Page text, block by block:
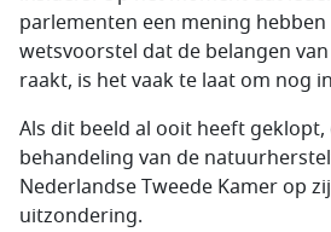
parlementen een mening
wetsvoorstel dat de belangen
raakt, is het vaak te laat om nog
Als dit beeld al ooit heeft geklopt,
behandeling van de
Nederlandse Tweede Kamer op
uitzondering.